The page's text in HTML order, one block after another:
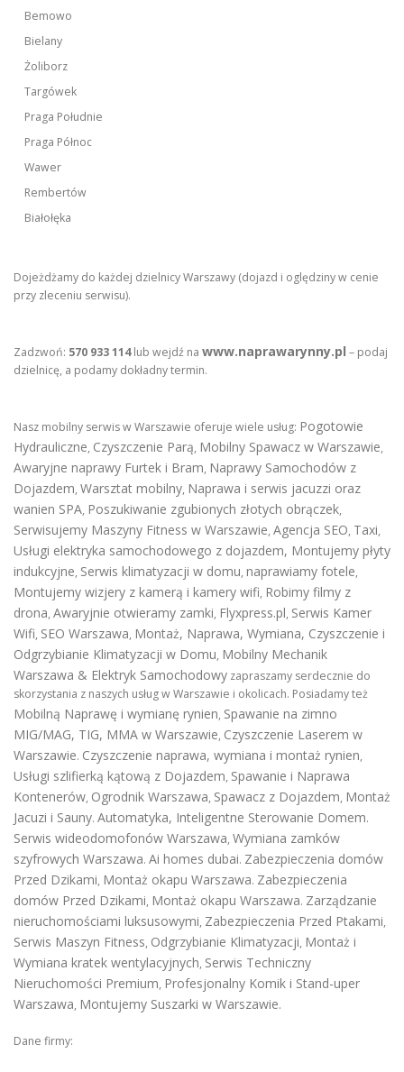
Bemowo
Bielany
Żoliborz
Targówek
Praga Południe
Praga Północ
Wawer
Rembertów
Białołęka
Dojeżdżamy do każdej dzielnicy Warszawy (dojazd i oględziny w cenie
przy zleceniu serwisu).
Zadzwoń: 570 933 114lub wejdź na www.naprawarynny.pl – podaj
dzielnicę, a podamy dokładny termin.
Nasz mobilny serwis w Warszawie oferuje wiele usług: Pogotowie
Hydrauliczne, Czyszczenie Parą, Mobilny Spawacz w Warszawie,
Awaryjne naprawy Furtek i Bram, Naprawy Samochodów z
Dojazdem, Warsztat mobilny, Naprawa i serwis jacuzzi oraz
wanien SPA, Poszukiwanie zgubionych złotych obrączek,
Serwisujemy Maszyny Fitness w Warszawie, Agencja SEO, Taxi,
Usługi elektryka samochodowego z dojazdem, Montujemy płyty
indukcyjne, Serwis klimatyzacji w domu, naprawiamy fotele,
Montujemy wizjery z kamerą i kamery wifi, Robimy filmy z
drona, Awaryjnie otwieramy zamki, Flyxpress.pl, Serwis Kamer
Wifi, SEO Warszawa, Montaż, Naprawa, Wymiana, Czyszczenie i
Odgrzybianie Klimatyzacji w Domu, Mobilny Mechanik
Warszawa & Elektryk Samochodowy zapraszamy serdecznie do
skorzystania z naszych usług w Warszawie i okolicach. Posiadamy też
Mobilną Naprawę i wymianę rynien, Spawanie na zimno
MIG/MAG, TIG, MMA w Warszawie, Czyszczenie Laserem w
Warszawie. Czyszczenie naprawa, wymiana i montaż rynien,
Usługi szlifierką kątową z Dojazdem, Spawanie i Naprawa
Kontenerów, Ogrodnik Warszawa, Spawacz z Dojazdem, Montaż
Jacuzi i Sauny. Automatyka, Inteligentne Sterowanie Domem.
Serwis wideodomofonów Warszawa, Wymiana zamków
szyfrowych Warszawa. Ai homes dubai. Zabezpieczenia domów
Przed Dzikami, Montaż okapu Warszawa. Zabezpieczenia
domów Przed Dzikami, Montaż okapu Warszawa. Zarządzanie
nieruchomościami luksusowymi, Zabezpieczenia Przed Ptakami,
Serwis Maszyn Fitness, Odgrzybianie Klimatyzacji, Montaż i
Wymiana kratek wentylacyjnych, Serwis Techniczny
Nieruchomości Premium, Profesjonalny Komik i Stand-uper
Warszawa, Montujemy Suszarki w Warszawie.
Dane firmy: